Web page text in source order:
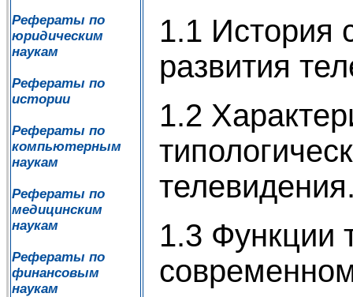
Рефераты по
юридическим
наукам
Рефераты по
истории
Рефераты по
компьютерным
наукам
Рефераты по
медицинским
наукам
Рефераты по
финансовым
наукам
1.1 История
развития
1.2
1.3 Функции